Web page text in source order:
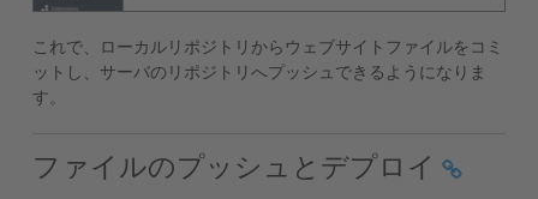
これで、ローカルリポジトリからウェブサイトファイルをコミ
ットし、サーバのリポジトリへプッシュできるようになりま
す。
ファイルのプッシュとデプロイ